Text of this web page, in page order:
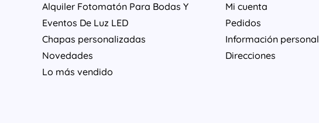
Alquiler Fotomatón Para Bodas Y
Eventos De Luz LED
Chapas personalizadas
Novedades
Lo más vendido
Mi cuenta
Pedidos
Información personal
Direcciones